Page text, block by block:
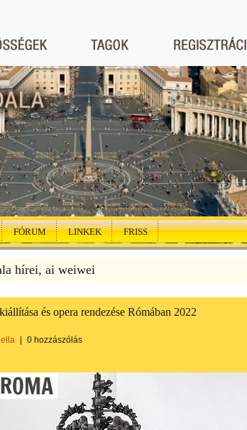
FÓRUM LINKEK FRISS
hírei, ai weiwei
és opera rendezése Rómában 2022
0 hozzászólás